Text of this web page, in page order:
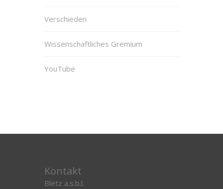
Verschieden
Wissenschaftliches Gremium
YouTube
Kontakt
Blëtz a.s.b.l.